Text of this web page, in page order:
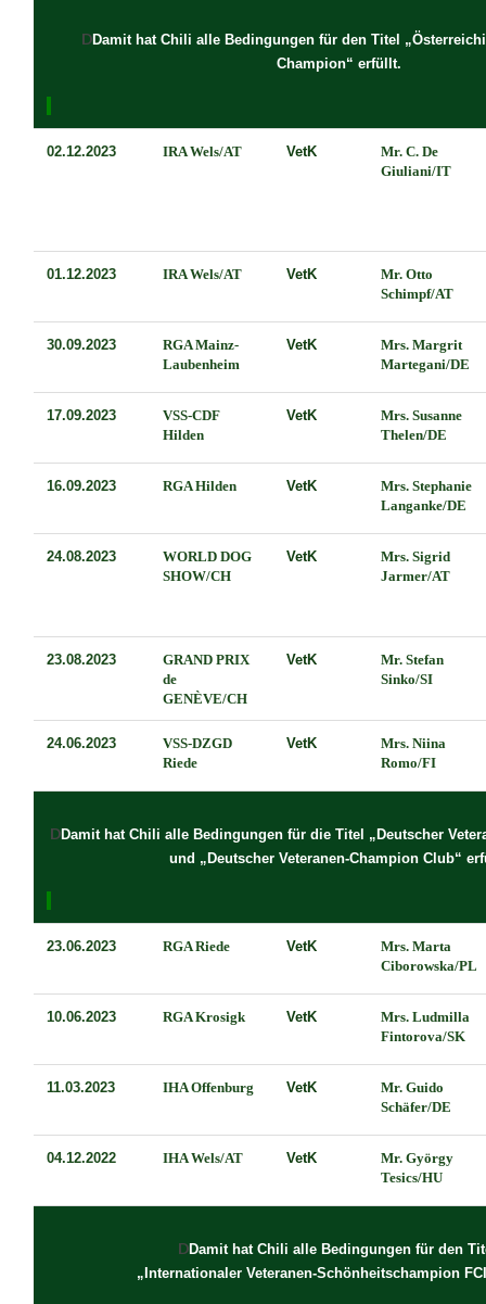
DDamit hat Chili alle Bedingungen für den Titel
Champion“ erfüllt.
02.12.2023 IRA Wels/AT VetK
Mr. C. De
Giuliani/IT
01.12.2023 IRA Wels/AT VetK
Mr. Otto
Schimpf/AT
30.09.2023
RGA Mainz-
Laubenheim
VetK
Mrs. Margrit
Martegani/DE
17.09.2023
VSS-CDF
Hilden
VetK
Mrs. Susanne
Thelen/DE
16.09.2023 RGA Hilden VetK
Mrs. Stephanie
Langanke/DE
24.08.2023
WORLD DOG
SHOW/CH
VetK
Mrs. Sigrid
Jarmer/AT
23.08.2023
GRAND PRIX
de
GENÈVE/CH
VetK
Mr. Stefan
Sinko/SI
24.06.2023
VSS-DZGD
Riede
VetK
Mrs. Niina
Romo/FI
DDamit hat Chili alle Bedingungen für die Titel „Deutscher
und „Deutscher Veteranen-Champion Club“
23.06.2023 RGA Riede VetK
Mrs. Marta
Ciborowska/PL
10.06.2023 RGA Krosigk VetK
Mrs. Ludmilla
Fintorova/SK
11.03.2023 IHA Offenburg VetK
Mr. Guido
Schäfer/DE
04.12.2022 IHA Wels/AT VetK
Mr. György
Tesics/HU
DDamit hat Chili alle Bedingungen für den
„Internationaler Veteranen-Schönheitschampion